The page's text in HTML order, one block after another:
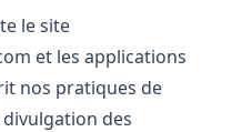
le site
et les applications
nos pratiques de
des